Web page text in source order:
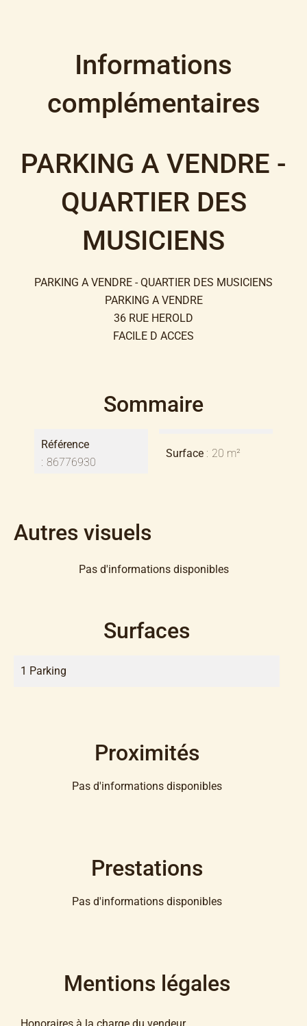
Informations
complémentaires
PARKING A VENDRE -
QUARTIER DES
MUSICIENS
PARKING A VENDRE - QUARTIER DES MUSICIENS
PARKING A VENDRE
36 RUE HEROLD
FACILE D ACCES
Sommaire
Référence
86776930
Surface 20 m²
Autres visuels
Pas d'informations disponibles
Surfaces
1 Parking
Proximités
Pas d'informations disponibles
Prestations
Pas d'informations disponibles
Mentions légales